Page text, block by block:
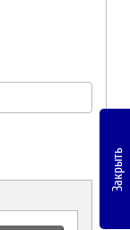
Закрыть